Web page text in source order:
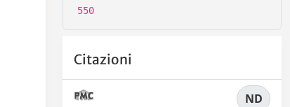
550
Citazioni
ND